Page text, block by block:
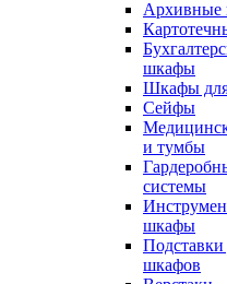
шкафы
Шкафы
Сейфы
и тумбы
системы
шкафы
Подставки
шкафов